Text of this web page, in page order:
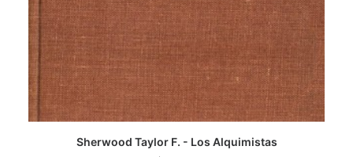
LEER MÁS
Sherwood Taylor F. - Los Alquimistas